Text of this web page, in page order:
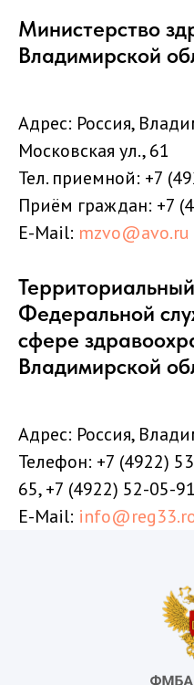
Министерство
Владимирской
Адрес: Россия,
Московская ул., 61
Тел. приемной: +7
Приём граждан: +7
E-Mail: mzvo@avo.ru
Федеральной
сфере
Владимирской
Адрес: Россия,
Телефон: +7 (4922)
65, +7 (4922) 52-05-91
E-Mail: